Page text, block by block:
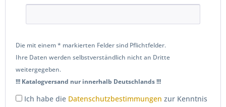
Die mit einem * markierten Felder sind Pflichtfelder.
Ihre Daten werden selbstverständlich nicht an Dritte
weitergegeben.
!!! Katalogversand nur innerhalb Deutschlands !!!
Ich habe die Datenschutzbestimmungen zur Kenntnis